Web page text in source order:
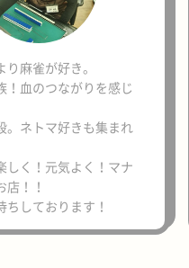
り麻雀が好き。
！血のつながりを感じ
。ネトマ好きも集まれ
しく！元気よく！マナ
店！！
ちしております！